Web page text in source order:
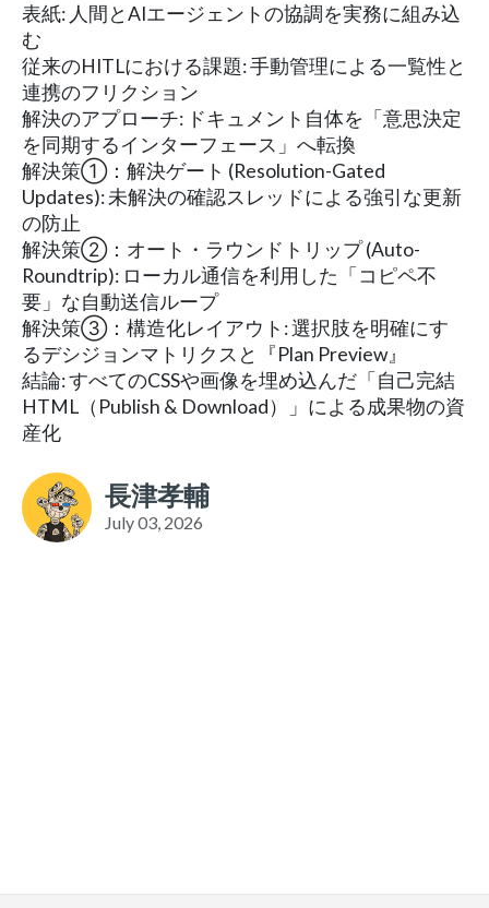
表紙: 人間とAIエージェントの協調を実務に組み込
む
従来のHITLにおける課題: 手動管理による一覧性と
連携のフリクション
解決のアプローチ: ドキュメント自体を「意思決定
を同期するインターフェース」へ転換
解決策①：解決ゲート (Resolution-Gated
Updates): 未解決の確認スレッドによる強引な更新
の防止
解決策②：オート・ラウンドトリップ (Auto-
Roundtrip): ローカル通信を利用した「コピペ不
要」な自動送信ループ
解決策③：構造化レイアウト: 選択肢を明確にす
るデシジョンマトリクスと『Plan Preview』
結論: すべてのCSSや画像を埋め込んだ「自己完結
HTML（Publish & Download）」による成果物の資
産化
長津孝輔
July 03, 2026